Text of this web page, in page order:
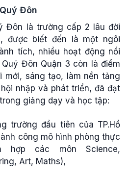
Đôn
Đôn là trường cấp 2 lâu đời
được biết đến là một ngôi
tích, nhiều hoạt động nổi
Đôn Quận 3 còn là điểm
mới, sáng tạo, làm nền tảng
nhập và phát triển, đã đạt
giảng dạy và học tập:
trường đầu tiên của TP.Hồ
công mô hình phòng thực
hợp các môn Science,
Art, Maths),